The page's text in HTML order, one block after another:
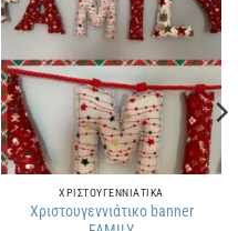
Πρόσθήκη
στην
λίστα
επιθυμιών
ΧΡΙΣΤΟΥΓΕΝΝΙΑΤΙΚΑ
Χριστουγεννιάτικο banner